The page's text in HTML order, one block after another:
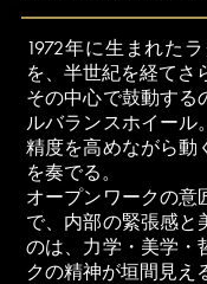
1972年に生まれた
を、半世紀を経てさ
その中心で鼓動する
ルバランスホイール
精度を高めながら動
を奏でる。
オープンワークの意
で、内部の緊張感と
のは、力学・美学・
クの精神が垣間見え